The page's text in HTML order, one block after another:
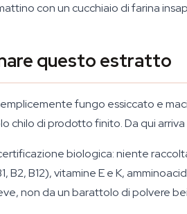
con un cucchiaio di farina
questo estratto
fungo essiccato e
chilo di prodotto finito. Da qui
biologica: niente
B2, B12), vitamine E e K,
non da un barattolo di polvere